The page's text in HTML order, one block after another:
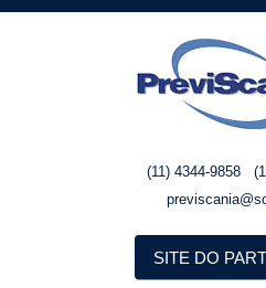
(11) 4344-9858
SITE DO